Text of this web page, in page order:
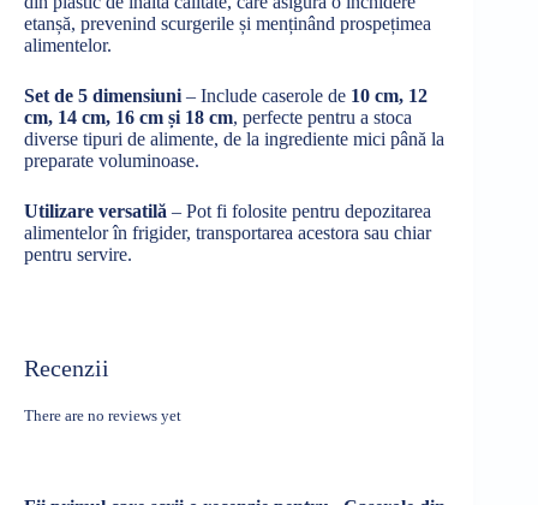
etanșă, prevenind scurgerile și menținând prospețimea
alimentelor.
Set de 5 dimensiuni – Include caserole de 10 cm, 12
cm, 14 cm, 16 cm și 18 cm, perfecte pentru a stoca
diverse tipuri de alimente, de la ingrediente mici până la
preparate voluminoase.
Utilizare versatilă – Pot fi folosite pentru depozitarea
alimentelor în frigider, transportarea acestora sau chiar
pentru servire.
Recenzii
There are no reviews yet